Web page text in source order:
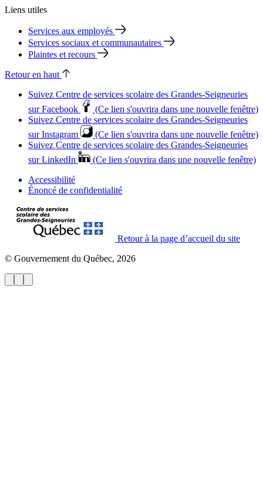
Liens utiles
Services aux employés
Services sociaux et communautaires
Plaintes et recours
Retour en haut
Suivez Centre de services scolaire des Grandes‑Seigneuries
sur Facebook
(Ce lien s'ouvrira dans une nouvelle fenêtre)
Suivez Centre de services scolaire des Grandes‑Seigneuries
sur Instagram
(Ce lien s'ouvrira dans une nouvelle fenêtre)
Suivez Centre de services scolaire des Grandes‑Seigneuries
sur LinkedIn
(Ce lien s'ouvrira dans une nouvelle fenêtre)
Accessibilité
Énoncé de confidentialité
Retour à la page d’accueil du site
© Gouvernement du Québec, 2026